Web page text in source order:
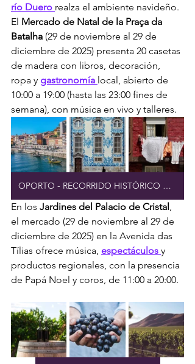
río Duero realza el ambiente navideño.
El Mercado de Natal de la Praça da
Batalha (29 de noviembre al 29 de
diciembre de 2025) presenta 20 casetas
de madera con libros, decoración,
ropa y gastronomía local, abierto de
10:00 a 19:00 (hasta las 23:00 fines de
semana), con música en vivo y talleres.
OPORTO - RECORRIDO HISTÓRICO A PIE
En los Jardines del Palacio de Cristal
el mercado (29 de noviembre al 29 de
diciembre de 2025) en la Avenida das
Tílias ofrece música, espectáculos y
productos regionales, con la presencia
de Papá Noel y coros, de 11:00 a 20:00.